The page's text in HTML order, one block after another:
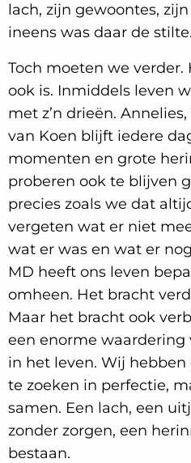
lach, zijn gewoontes,
ineens was daar de stilte.
Toch moeten we
ook is. Inmiddels leven
met z’n drieën.
van Koen blijft iedere
momenten en grote
proberen ook te blijven
precies zoals we dat
vergeten wat er niet
wat er was en wat er
MD heeft ons leven
omheen. Het bracht
Maar het bracht ook
een enorme waardering
in het leven. Wij
te zoeken in perfectie,
samen. Een lach, een
zonder zorgen, een
bestaan.